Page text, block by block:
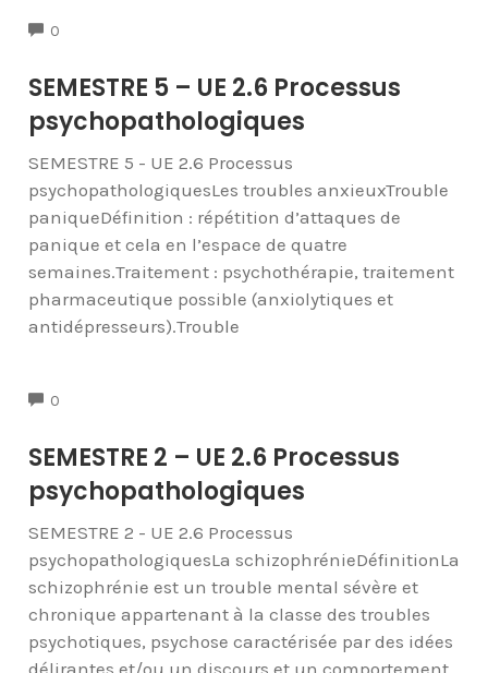
0
SEMESTRE 5 – UE 2.6 Processus
psychopathologiques
SEMESTRE 5 - UE 2.6 Processus
psychopathologiquesLes troubles anxieuxTrouble
paniqueDéfinition : répétition d’attaques de
panique et cela en l’espace de quatre
semaines.Traitement : psychothérapie, traitement
pharmaceutique possible (anxiolytiques et
antidépresseurs).Trouble
0
SEMESTRE 2 – UE 2.6 Processus
psychopathologiques
SEMESTRE 2 - UE 2.6 Processus
psychopathologiquesLa schizophrénieDéfinitionLa
schizophrénie est un trouble mental sévère et
chronique appartenant à la classe des troubles
psychotiques, psychose caractérisée par des idées